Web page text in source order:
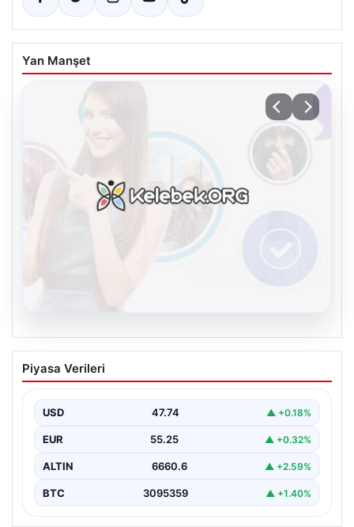
Yan Manşet
08.08.2026
Kelebek chat adresi İle Çevrim içi
İletişimin Sertifikalı Adresi Ve
Sanal dünyasında bireylerin kaliteli bir biçimde bağlantı
olarak…
Piyasa Verileri
USD 47.74 ▲ +0.18%
EUR 55.25 ▲ +0.32%
ALTIN 6660.6 ▲ +2.59%
BTC 3095359 ▲ +1.40%